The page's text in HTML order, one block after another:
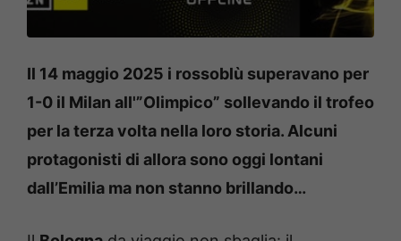
Il 14 maggio 2025 i rossoblù superavano per
1-0 il Milan all'”Olimpico” sollevando il trofeo
per la terza volta nella loro storia. Alcuni
protagonisti di allora sono oggi lontani
dall’Emilia ma non stanno brillando…